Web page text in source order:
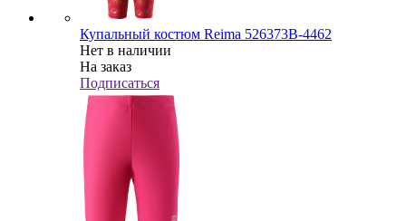
Купальный костюм Reima 526373В-4462
Нет в наличии
На заказ
Подписаться